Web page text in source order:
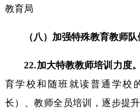
督导评估认定中，将特殊教育改革发
特殊教育纳入督导范围。自治州人民
（市）人民政府绩效考核，确保特殊
行动计划有效实施。